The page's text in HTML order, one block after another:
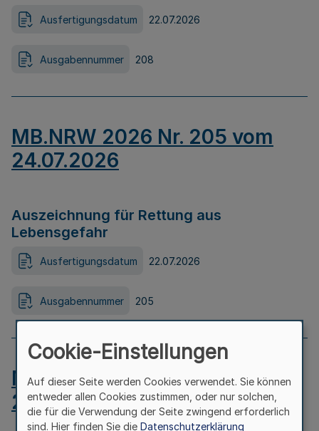
Ausfertigungsdatum 22.07.2026
Ausgabennummer 208
MB.NRW 2026 Nr. 205 vom
24.07.2026
Auszeichnung für Rettung aus
Lebensgefahr
Ausfertigungsdatum 22.07.2026
Ausgabennummer 205
MB.NRW 2026 Nr. 204 vom
24.07.2026
Cookie-Einstellungen
Auf dieser Seite werden Cookies verwendet. Sie können
entweder allen Cookies zustimmen, oder nur solchen,
die für die Verwendung der Seite zwingend erforderlich
sind. Hier finden Sie die Datenschutzerklärung